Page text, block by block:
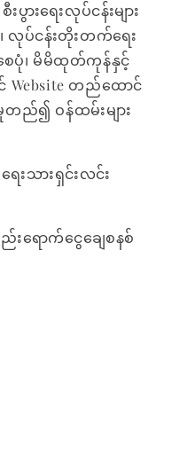
းရေးလုပ်ငန်းများ
လုပ်ငန်းတိုးတက်ရေး
ေပုံ၊ မိမိထုတ်ကုန်နှင့်
တည်ထောင်
တည်၍ ဝန်ထမ်းများ
သားရှင်းလင်း
းရောက်ငွေချေစနစ်